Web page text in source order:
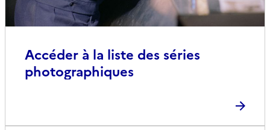
Accéder à la liste des séries
photographiques